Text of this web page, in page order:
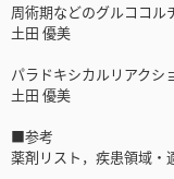
周術期などのグルココ
土田 優美
パラドキシカルリアクシ
土田 優美
■参考
薬剤リスト，疾患領域・